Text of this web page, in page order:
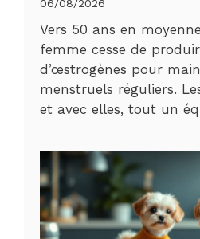
06/08/2026
Vers 50 ans en
femme cesse de
d’œstrogènes pour
menstruels réguliers.
et avec elles, tout un